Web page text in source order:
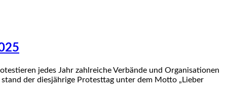
jedes Jahr zahlreiche Verbände und Organisationen
der diesjährige Protesttag unter dem Motto „Lieber